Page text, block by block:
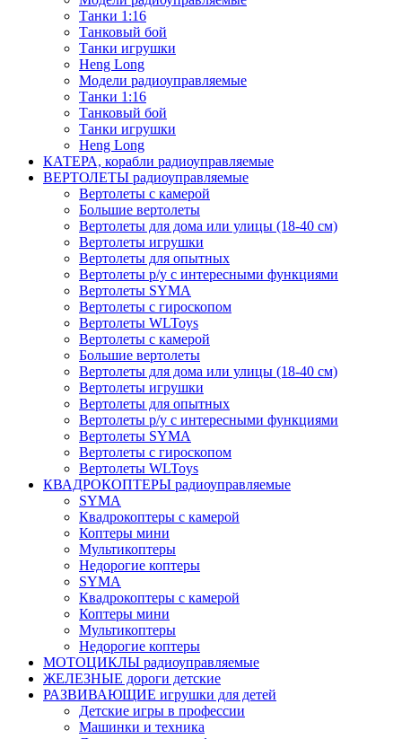
Танки 1:16
Танковый бой
Танки игрушки
Heng Long
Модели радиоуправляемые
Танки 1:16
Танковый бой
Танки игрушки
Heng Long
КАТЕРА, корабли радиоуправляемые
ВЕРТОЛЕТЫ радиоуправляемые
Вертолеты с камерой
Большие вертолеты
Вертолеты для дома или улицы (18-40 см)
Вертолеты игрушки
Вертолеты для опытных
Вертолеты р/у с интересными функциями
Вертолеты SYMA
Вертолеты с гироскопом
Вертолеты WLToys
Вертолеты с камерой
Большие вертолеты
Вертолеты для дома или улицы (18-40 см)
Вертолеты игрушки
Вертолеты для опытных
Вертолеты р/у с интересными функциями
Вертолеты SYMA
Вертолеты с гироскопом
Вертолеты WLToys
КВАДРОКОПТЕРЫ радиоуправляемые
SYMA
Квадрокоптеры с камерой
Коптеры мини
Мультикоптеры
Недорогие коптеры
SYMA
Квадрокоптеры с камерой
Коптеры мини
Мультикоптеры
Недорогие коптеры
МОТОЦИКЛЫ радиоуправляемые
ЖЕЛЕЗНЫЕ дороги детские
РАЗВИВАЮЩИЕ игрушки для детей
Детские игры в профессии
Машинки и техника